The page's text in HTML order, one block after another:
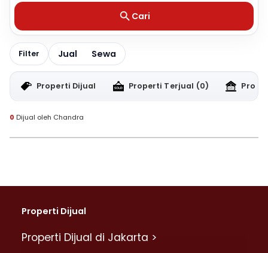
Cari
Filter Jual Sewa
Properti Dijual Properti Terjual (0)
0 Dijual oleh Chandra
Properti Dijual
Properti Dijual di Jakarta >